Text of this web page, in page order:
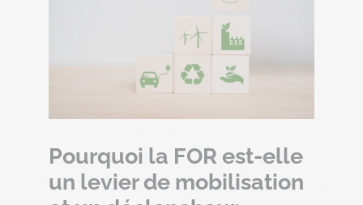
Pourquoi la FOR est-elle
un levier de mobilisation